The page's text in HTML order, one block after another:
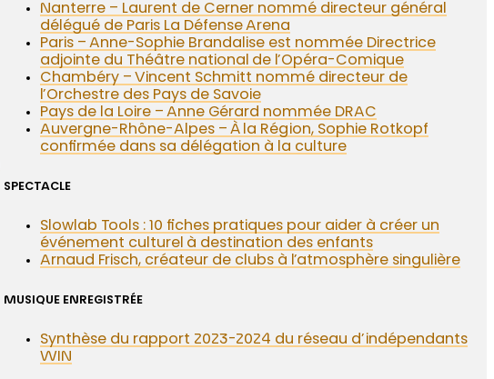
Nanterre – Laurent de Cerner nommé directeur général
délégué de Paris La Défense Arena
Paris – Anne-Sophie Brandalise est nommée Directrice
adjointe du Théâtre national de l’Opéra-Comique
Chambéry – Vincent Schmitt nommé directeur de
l’Orchestre des Pays de Savoie
Pays de la Loire – Anne Gérard nommée DRAC
Auvergne-Rhône-Alpes – À la Région, Sophie Rotkopf
confirmée dans sa délégation à la culture
SPECTACLE
Slowlab Tools : 10 fiches pratiques pour aider à créer un
événement culturel à destination des enfants
Arnaud Frisch, créateur de clubs à l’atmosphère singulière
MUSIQUE ENREGISTRÉE
Synthèse du rapport 2023-2024 du réseau d’indépendants
WIN